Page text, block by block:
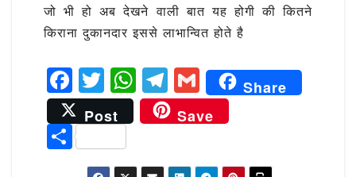
जो भी हो अब देखने वाली बात यह होगी की कितने
किराना दुकानदार इससे लाभान्वित होते है
F
a
c
e
T
w
it
te
W
h
at
T
el
e
G
m
ai
Share
Post
Save
S
h